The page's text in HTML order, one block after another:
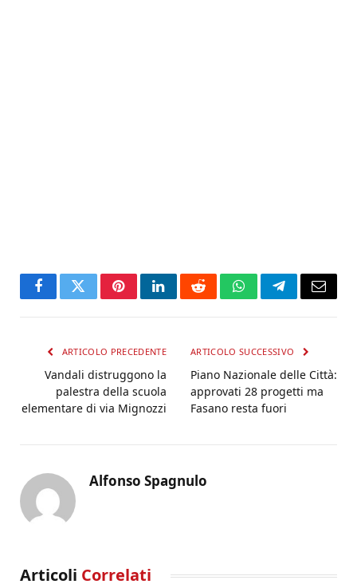
FacebookTwitterPinterestLinkedInRedditWhatsAppTelegramEmail
ARTICOLO PRECEDENTE
Vandali distruggono la
palestra della scuola
elementare di via Mignozzi
ARTICOLO SUCCESSIVO
Piano Nazionale delle Città:
approvati 28 progetti ma
Fasano resta fuori
Alfonso Spagnulo
Articoli Correlati